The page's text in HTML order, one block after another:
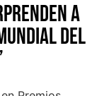
a
del